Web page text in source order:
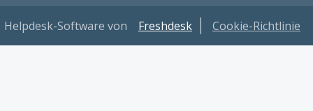
Helpdesk-Software von Freshdesk Cookie-Richtlinie